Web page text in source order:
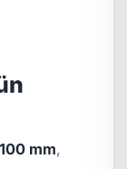
mm,